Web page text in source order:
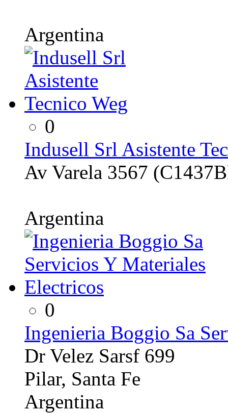
Argentina
0
Indusell Srl Asistente
Av Varela 3567
Argentina
0
Ingenieria Boggio Sa
Dr Velez Sarsf 699
Pilar, Santa Fe
Argentina